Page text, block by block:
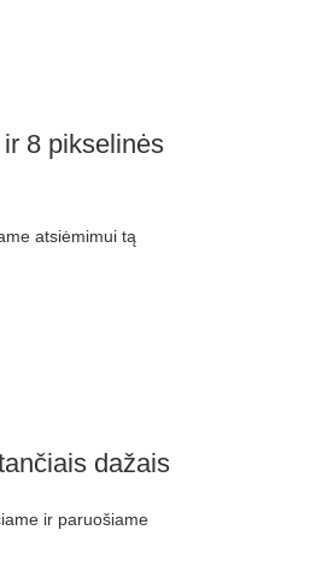
8 pikselinės
atsiėmimui tą
dažais
ir paruošiame